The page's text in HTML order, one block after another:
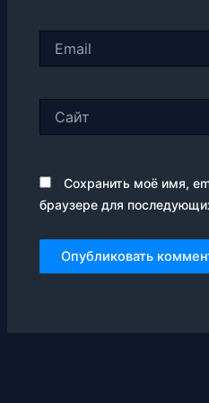
Сохранить моё имя,
браузере для